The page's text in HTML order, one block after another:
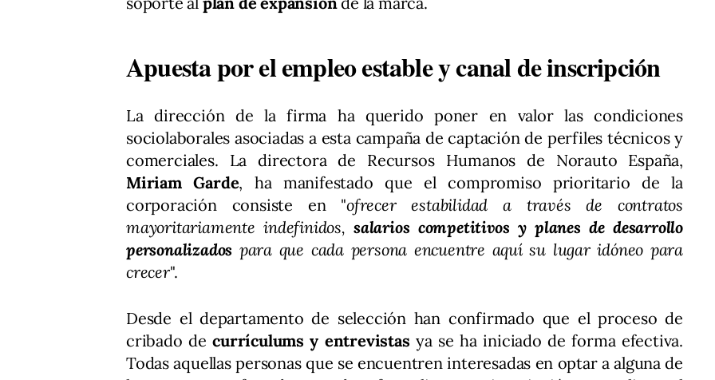
Apuesta por el empleo estable y canal de inscripción
La dirección de la firma ha querido poner en valor las condiciones
sociolaborales asociadas a esta campaña de captación de perfiles técnicos y
comerciales. La directora de Recursos Humanos de Norauto España,
Miriam Garde, ha manifestado que el compromiso prioritario de la
corporación consiste en "ofrecer estabilidad a través de contratos
mayoritariamente indefinidos,salarios competitivos y planes de desarrollo
personalizados para que cada persona encuentre aquí su lugar idóneo para
crecer".
Desde el departamento de selección han confirmado que el proceso de
cribado decurrículums y entrevistas ya se ha iniciado de forma efectiva.
Todas aquellas personas que se encuentren interesadas en optar a alguna de